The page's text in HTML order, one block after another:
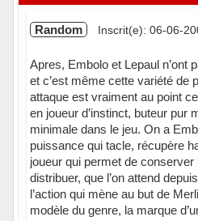
Random Inscrit(e): 06-06-
Apres, Embolo et Lepaul n’ont
et c’est même cette variété de
attaque est vraiment au point
en joueur d’instinct, buteur pur
minimale dans le jeu. On a
puissance qui tacle, récupère
joueur qui permet de
distribuer, que l’on attend
l’action qui mène au but de
modèle du genre, la marque